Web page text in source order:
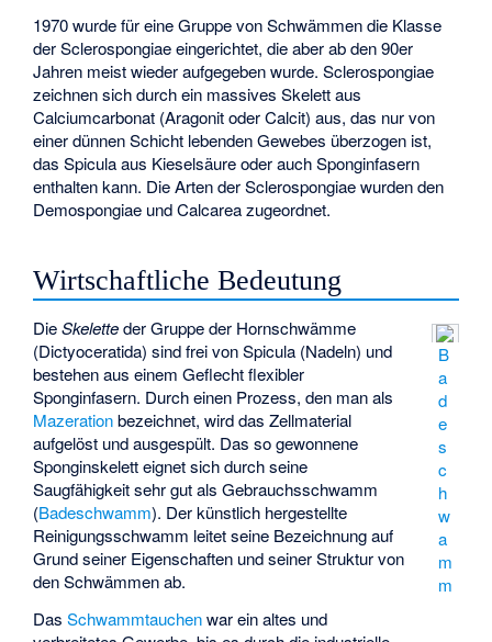
1970 wurde für eine Gruppe von Schwämmen die Klasse
der Sclerospongiae eingerichtet, die aber ab den 90er
Jahren meist wieder aufgegeben wurde. Sclerospongiae
zeichnen sich durch ein massives Skelett aus
Calciumcarbonat (Aragonit oder Calcit) aus, das nur von
einer dünnen Schicht lebenden Gewebes überzogen ist,
das Spicula aus Kieselsäure oder auch Sponginfasern
enthalten kann. Die Arten der Sclerospongiae wurden den
Demospongiae und Calcarea zugeordnet.
Wirtschaftliche Bedeutung
B
a
d
e
s
c
h
w
a
m
m
DieSkeletteder Gruppe der Hornschwämme
(Dictyoceratida) sind frei von Spicula (Nadeln) und
bestehen aus einem Geflecht flexibler
Sponginfasern. Durch einen Prozess, den man als
Mazerationbezeichnet, wird das Zellmaterial
aufgelöst und ausgespült. Das so gewonnene
Sponginskelett eignet sich durch seine
Saugfähigkeit sehr gut als Gebrauchsschwamm
(Badeschwamm). Der künstlich hergestellte
Reinigungsschwamm leitet seine Bezeichnung auf
Grund seiner Eigenschaften und seiner Struktur von
den Schwämmen ab.
DasSchwammtauchenwar ein altes und